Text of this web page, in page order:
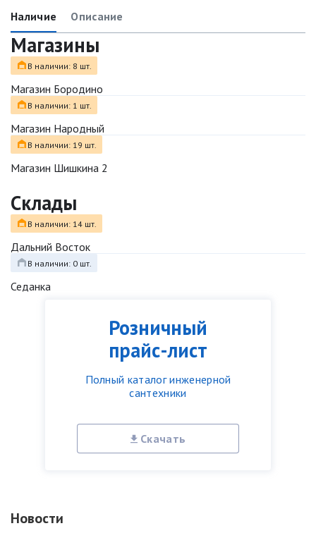
Розничный
прайс-лист
Полный каталог инженерной
сантехники
Скачать
Новости
Наличие Описание
Магазины
В наличии: 8 шт.
Магазин Бородино
В наличии: 1 шт.
Магазин Народный
В наличии: 19 шт.
Магазин Шишкина 2
Склады
В наличии: 14 шт.
Дальний Восток
В наличии: 0 шт.
Седанка